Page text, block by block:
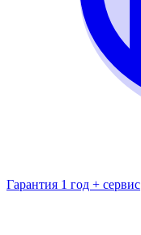
Гарантия 1 год + сервис